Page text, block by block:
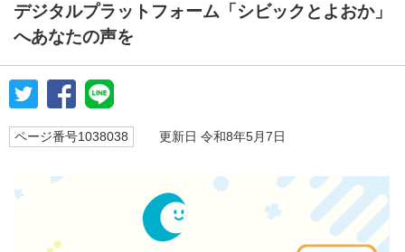
デジタルプラットフォーム「シビックとよおか」
へあなたの声を
ページ番号1038038 更新日 令和8年5月7日